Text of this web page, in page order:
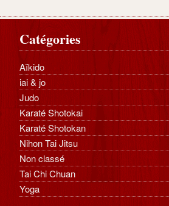
Catégories
Aïkido
iai & jo
Judo
Karaté Shotokai
Karaté Shotokan
Nihon Tai Jitsu
Non classé
Tai Chi Chuan
Yoga